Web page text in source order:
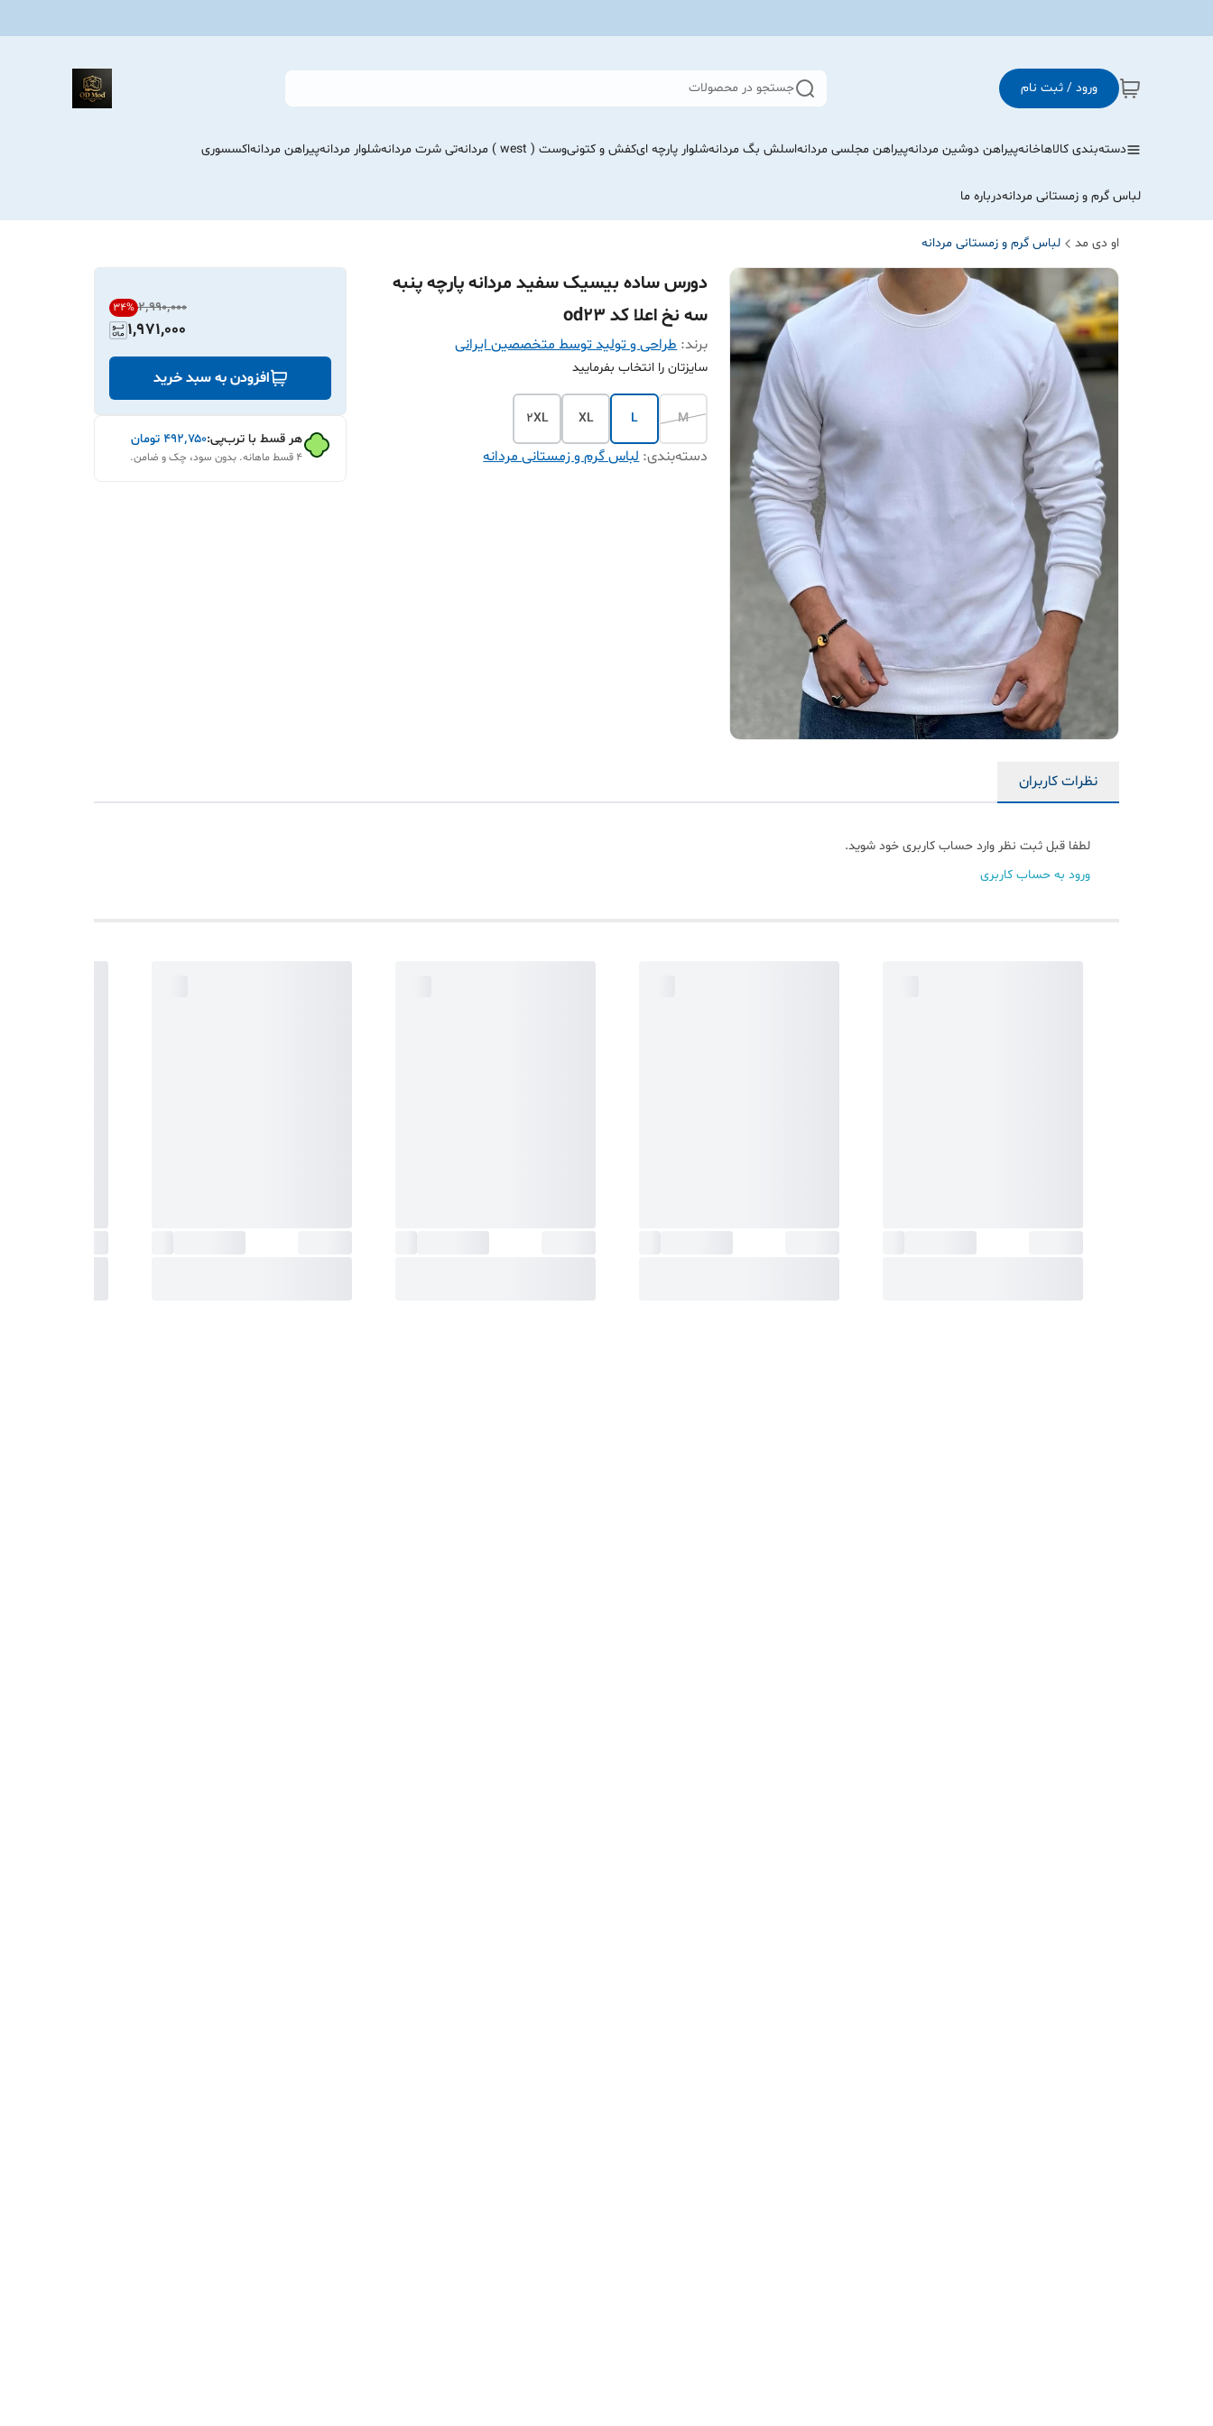
ورود / ثبت نام جستجو در محصولات
دسته‌بندی کالاهاخانهپیراهن دوشین مردانهپیراهن مجلسی مردانهاسلش بگ مردانهشلوار پارچه ایکفش و کتونیوست ( west ) مردانه تی شرت مردانهشلوار مردانهپیراهن مردانهاکسسوری
لباس گرم و زمستانی مردانهدرباره ما
او دی مد لباس گرم و زمستانی مردانه
دورس ساده بیسیک سفید مردانه پارچه پنبه
سه نخ اعلا کد od23
برند: طراحی و تولید توسط متخصصین ایرانی
سایزتان را انتخاب بفرمایید
M
L
XL
2XL
دسته‌بندی:لباس گرم و زمستانی مردانه
۲٬۹۹۰٬۰۰۰ 34%
1,971,000
افزودن به سبد خرید
هر قسط با ترب‌پی:۴۹۲٬۷۵۰ تومان
۴ قسط ماهانه. بدون سود، چک و ضامن.
نظرات کاربران
لطفا قبل ثبت نظر وارد حساب کاربری خود شوید.
ورود به حساب کاربری